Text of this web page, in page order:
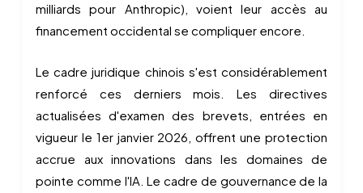
milliards pour Anthropic), voient leur accès au
financement occidental se compliquer encore.
Le cadre juridique chinois s'est considérablement
renforcé ces derniers mois. Les directives
actualisées d'examen des brevets, entrées en
vigueur le 1er janvier 2026, offrent une protection
accrue aux innovations dans les domaines de
pointe comme l'IA. Le cadre de gouvernance de la